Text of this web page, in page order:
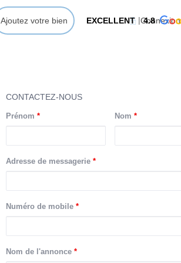
Connexion
Ajoutez votre bien EXCELLENT 4.8
CONTACTEZ-NOUS
Prénom * Nom *
Adresse de messagerie *
Numéro de mobile *
Nom de l'annonce *